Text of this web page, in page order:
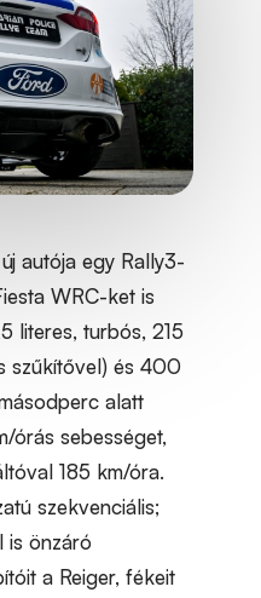
autója egy Rally3-
WRC-ket is
literes, turbós, 215
szűkítővel) és 400
alatt
órás sebességet,
185 km/óra.
szekvenciális;
is önzáró
a Reiger, fékeit